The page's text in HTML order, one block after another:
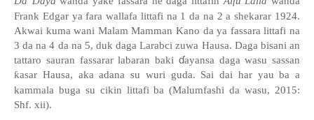
Frank Edgar ya fara wallafa littafi na 1 da na 2 a shekarar 1924.
Akwai kuma wani Malam Mamman Kano da ya fassara littafi na
3 da na 4 da na 5, duk daga Larabci zuwa Hausa. Daga bisani an
tattaro sauran fassarar labaran baki ɗayansa daga wasu sassan
ƙasar Hausa, aka adana su wuri guda. Sai dai har yau ba a
kammala buga su cikin littafi ba (Malumfashi da wasu, 2015:
Shf. xii).